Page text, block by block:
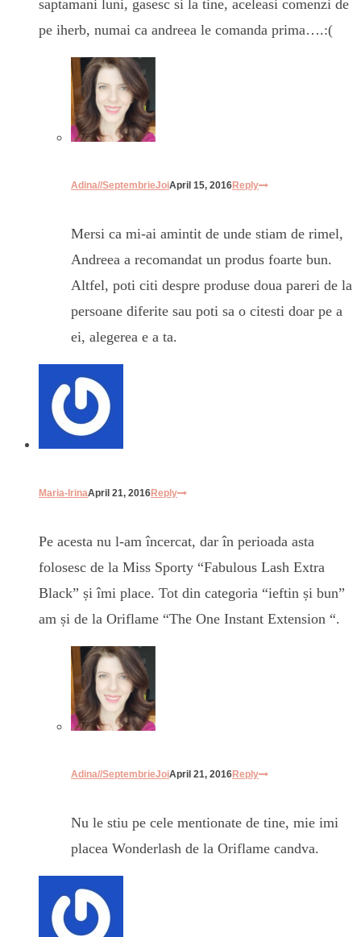
saptamani luni, gasesc si la tine, aceleasi comenzi de
pe iherb, numai ca andreea le comanda prima….:(
Adina//SeptembrieJoiApril 15, 2016Reply
Mersi ca mi-ai amintit de unde stiam de rimel,
Andreea a recomandat un produs foarte bun.
Altfel, poti citi despre produse doua pareri de la
persoane diferite sau poti sa o citesti doar pe a
ei, alegerea e a ta.
Maria-IrinaApril 21, 2016Reply
Pe acesta nu l-am încercat, dar în perioada asta
folosesc de la Miss Sporty “Fabulous Lash Extra
Black” și îmi place. Tot din categoria “ieftin și bun”
am și de la Oriflame “The One Instant Extension “.
Adina//SeptembrieJoiApril 21, 2016Reply
Nu le stiu pe cele mentionate de tine, mie imi
placea Wonderlash de la Oriflame candva.